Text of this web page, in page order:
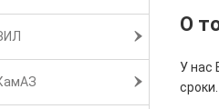
О
У нас
сроки.